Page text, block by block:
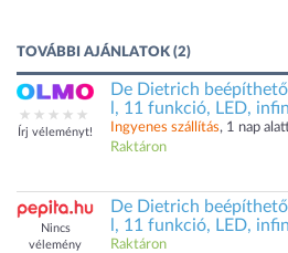
TOVÁBBI AJÁNLATOK (2)
Írj véleményt!
De Dietrich
l, 11 funkció, LED,
Ingyenes szállítás, 1 nap
Raktáron
Nincs
vélemény
De Dietrich
l, 11 funkció, LED,
Raktáron